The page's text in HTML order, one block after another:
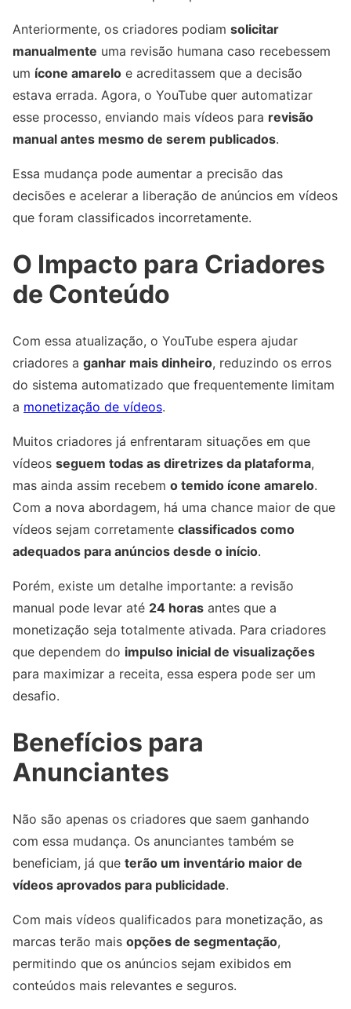
Anteriormente, os criadores podiam solicitar
manualmente uma revisão humana caso recebessem
um ícone amarelo e acreditassem que a decisão
estava errada. Agora, o YouTube quer automatizar
esse processo, enviando mais vídeos para revisão
manual antes mesmo de serem publicados.
Essa mudança pode aumentar a precisão das
decisões e acelerar a liberação de anúncios em vídeos
que foram classificados incorretamente.
O Impacto para Criadores
de Conteúdo
Com essa atualização, o YouTube espera ajudar
criadores a ganhar mais dinheiro, reduzindo os erros
do sistema automatizado que frequentemente limitam
a monetização de vídeos.
Muitos criadores já enfrentaram situações em que
vídeos seguem todas as diretrizes da plataforma,
mas ainda assim recebem o temido ícone amarelo.
Com a nova abordagem, há uma chance maior de que
vídeos sejam corretamente classificados como
adequados para anúncios desde o início.
Porém, existe um detalhe importante: a revisão
manual pode levar até 24 horas antes que a
monetização seja totalmente ativada. Para criadores
que dependem do impulso inicial de visualizações
para maximizar a receita, essa espera pode ser um
desafio.
Benefícios para
Anunciantes
Não são apenas os criadores que saem ganhando
com essa mudança. Os anunciantes também se
beneficiam, já que terão um inventário maior de
vídeos aprovados para publicidade.
Com mais vídeos qualificados para monetização, as
marcas terão mais opções de segmentação,
permitindo que os anúncios sejam exibidos em
conteúdos mais relevantes e seguros.